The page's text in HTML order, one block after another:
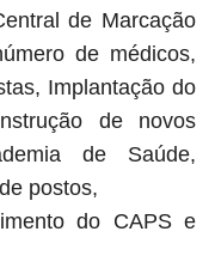
de Marcação
de médicos,
Implantação do
de novos
de Saúde,
postos,
do CAPS e